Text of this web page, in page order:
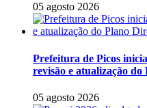
05 agosto 2026
Prefeitura de Picos
revisão e atualização
05 agosto 2026